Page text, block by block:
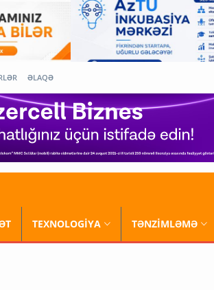
ƏLAQƏ
TEXNOLOGİYA TƏNZİMLƏMƏ